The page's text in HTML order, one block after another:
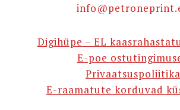
Digihüpe – EL
E-poe
Privaatsuspoliitika
E-raamatute korduvad